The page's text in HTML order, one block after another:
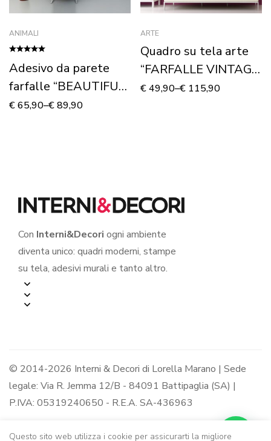
ANIMALI
Adesivo da parete
farfalle “BEAUTIFUL
PINK FLY”
€65,90–€89,90
ARTE
Quadro su tela arte
“FARFALLE VINTAGE
E FIORI” – Stampa su
€49,90–€ 115,90
Con Interni&Decori ogni ambiente
diventa unico: quadri moderni, stampe
su tela, adesivi murali e tanto altro.
© 2014-2026 Interni & Decori di Lorella Marano | Sede
legale: Via R. Jemma 12/B - 84091 Battipaglia (SA) |
P.IVA: 05319240650 - R.E.A. SA-436963
Questo sito web utilizza i cookie per assicurarti la migliore